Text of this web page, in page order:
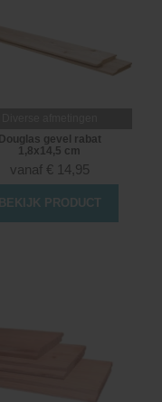
Douglas gevel rabat
1,8x14,5 cm
vanaf € 14,95
BEKIJK PRODUCT